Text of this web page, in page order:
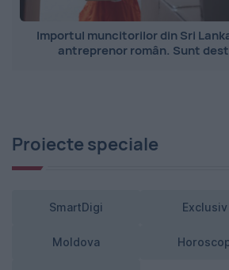
Importul muncitorilor din Sri
antreprenor român. Sunt
Proiecte speciale
SmartDigi Exclusiv
Moldova